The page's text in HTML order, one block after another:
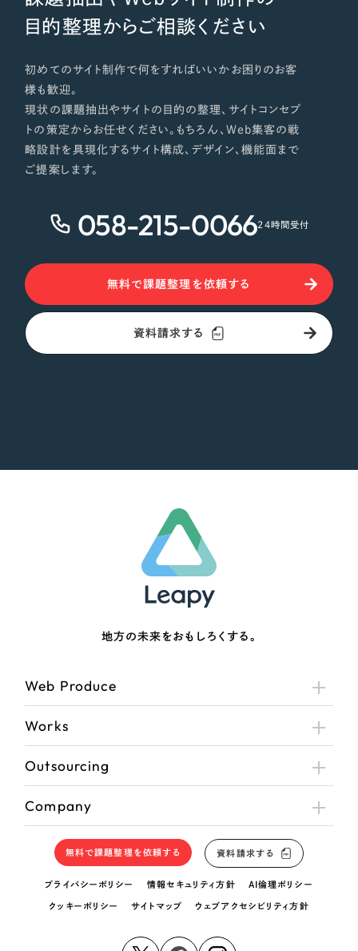
目的整理からご相談ください
初めてのサイト制作で何をすればいいかお困りのお客
様も歓迎。
現状の課題抽出やサイトの目的の整理、サイトコンセプ
トの策定からお任せください。もちろん、Web集客の戦
略設計を具現化するサイト構成、デザイン、機能面まで
ご提案します。
058-215-006624時間受付
無料で課題整理を依頼する
資料請求する
地方の未来をおもしろくする。
Web Produce
Works
Outsourcing
Company
無料で課題整理を依頼する 資料請求する
プライバシーポリシー 情報セキュリティ方針 AI倫理ポリシー
クッキーポリシー サイトマップ ウェブアクセシビリティ方針